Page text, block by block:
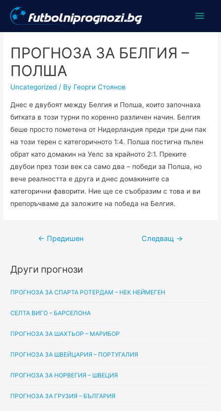
Main
ПРОГНОЗА ЗА БЕЛГИЯ –
ПОЛША
Uncategorized / By Георги Стоянов
Днес е двубоят между Белгия и Полша, които започнаха
битката в този турни по коренно различен начин. Белгия
беше просто пометена от Нидерландия преди три дни пак
на този терен с категоричното 1:4. Полша постигна пълен
обрат като домакин на Уелс за крайното 2:1. Преките
двубои през този век са само два – победи за Полша, но
вече реалността е друга и днес домакините са
категорични фаворити. Ние ще се съобразим с това и ви
препоръчваме да заложите на победа на Белгия.
Навигация
← Предишен Следващ →
Други прогнози
ПРОГНОЗА ЗА СПАРТА РОТЕРДАМ – НЕК НЕЙМЕГЕН
СЕЛТА ВИГО – БАРСЕЛОНА
ПРОГНОЗА ЗА ШАХТЬОР – МАРИБОР
ПРОГНОЗА ЗА ШВЕЙЦАРИЯ – ПОРТУГАЛИЯ
ПРОГНОЗА ЗА НОРВЕГИЯ – ШВЕЦИЯ
ПРОГНОЗА ЗА ГРУЗИЯ – БЪЛГАРИЯ